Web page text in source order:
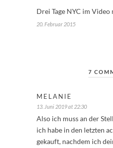
Drei Tage NYC im
20. Februar 2015
7
MELANIE
13. Juni 2019 at 22:30
Also ich muss an der
ich habe in den letzten
gekauft, nachdem ich